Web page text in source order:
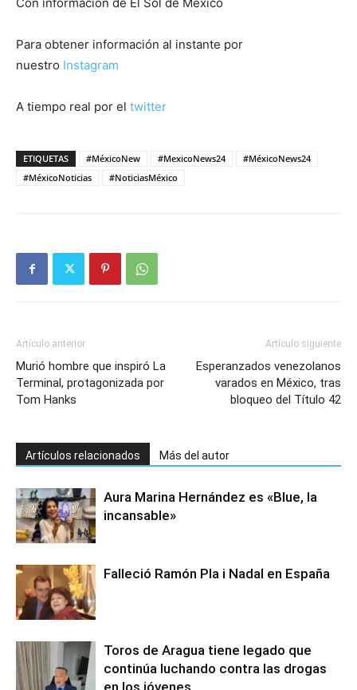
Para obtener información al instante por
nuestro Instagram
A tiempo real por el twitter
ETIQUETAS #MéxicoNew #MexicoNews24
#MéxicoNews24
#MéxicoNoticias
#NoticiasMéxico
Artículo anterior
Murió hombre que inspiró La
Terminal, protagonizada por
Tom Hanks
Artículo siguiente
Esperanzados venezolanos
varados en México, tras
bloqueo del Título 42
Artículos relacionados Más del autor
Aura Marina Hernández es «Blue, la
incansable»
Falleció Ramón Pla i Nadal en España
Toros de Aragua tiene legado que
continúa luchando contra las drogas
en los jóvenes